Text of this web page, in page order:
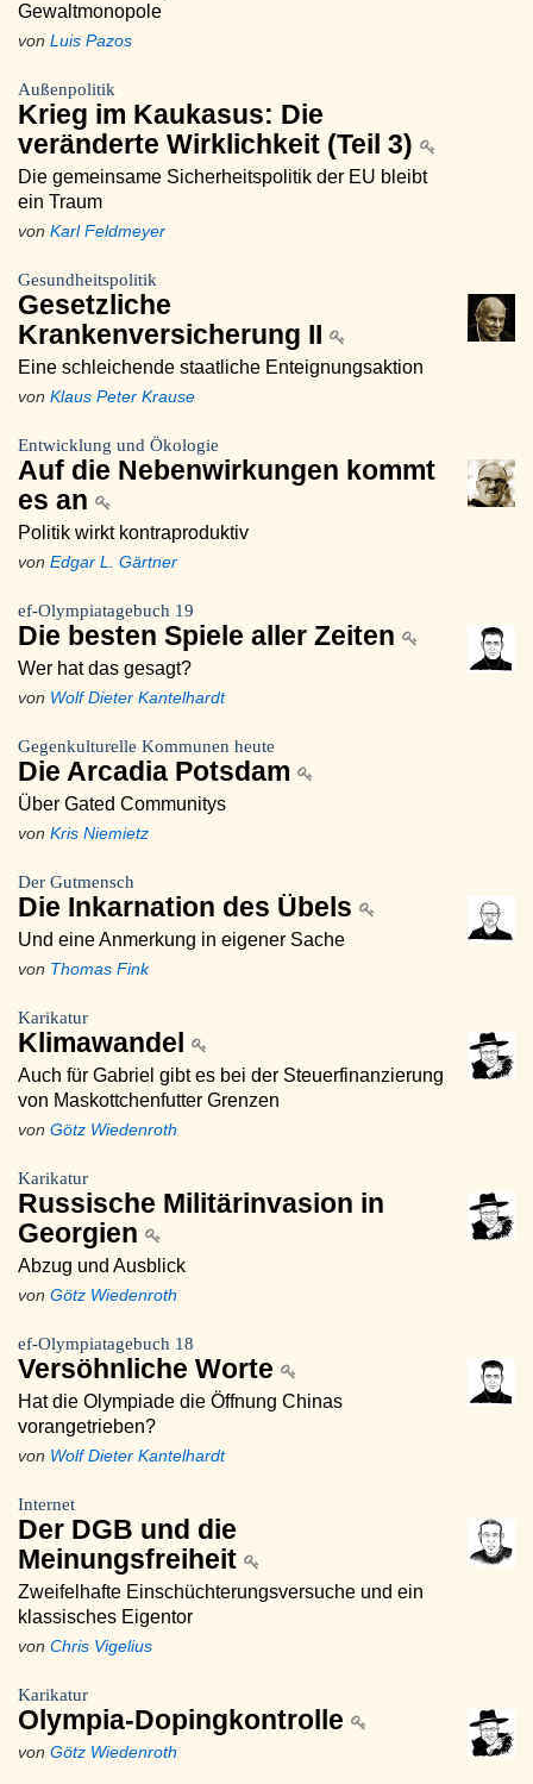
Gewaltmonopole
von Luis Pazos
Außenpolitik
Krieg im Kaukasus: Die
veränderte Wirklichkeit (Teil 3)
Die gemeinsame Sicherheitspolitik der EU bleibt
ein Traum
von Karl Feldmeyer
Gesundheitspolitik
Gesetzliche
Krankenversicherung II
Eine schleichende staatliche Enteignungsaktion
von Klaus Peter Krause
Entwicklung und Ökologie
Auf die Nebenwirkungen kommt
es an
Politik wirkt kontraproduktiv
von Edgar L. Gärtner
ef-Olympiatagebuch 19
Die besten Spiele aller Zeiten
Wer hat das gesagt?
von Wolf Dieter Kantelhardt
Gegenkulturelle Kommunen heute
Die Arcadia Potsdam
Über Gated Communitys
von Kris Niemietz
Der Gutmensch
Die Inkarnation des Übels
Und eine Anmerkung in eigener Sache
von Thomas Fink
Karikatur
Klimawandel
Auch für Gabriel gibt es bei der Steuerfinanzierung
von Maskottchenfutter Grenzen
von Götz Wiedenroth
Karikatur
Russische Militärinvasion in
Georgien
Abzug und Ausblick
von Götz Wiedenroth
ef-Olympiatagebuch 18
Versöhnliche Worte
Hat die Olympiade die Öffnung Chinas
vorangetrieben?
von Wolf Dieter Kantelhardt
Internet
Der DGB und die
Meinungsfreiheit
Zweifelhafte Einschüchterungsversuche und ein
klassisches Eigentor
von Chris Vigelius
Karikatur
Olympia-Dopingkontrolle
von Götz Wiedenroth